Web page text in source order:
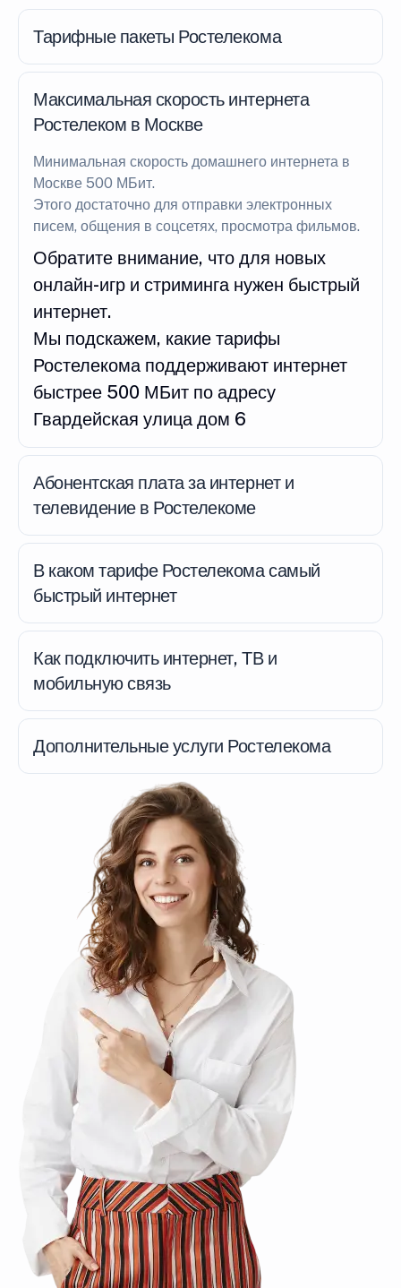
Тарифные пакеты Ростелекома
Максимальная скорость интернета
Ростелеком в Москве
Минимальная скорость домашнего интернета в
Москве 500 МБит.
Этого достаточно для отправки электронных
писем, общения в соцсетях, просмотра фильмов.
Обратите внимание, что для новых
онлайн-игр и стриминга нужен быстрый
интернет.
Мы подскажем, какие тарифы
Ростелекома поддерживают интернет
быстрее 500 МБит по адресу
Гвардейская улица дом 6
Абонентская плата за интернет и
телевидение в Ростелекоме
В каком тарифе Ростелекома самый
быстрый интернет
Как подключить интернет, ТВ и
мобильную связь
Дополнительные услуги Ростелекома